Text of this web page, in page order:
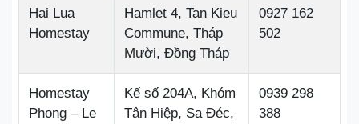
Hai Lua
Homestay
Hamlet 4, Tan Kieu
Commune, Tháp
Mười, Đồng Tháp
0927 162
502
Homestay
Phong – Le
Kế số 204A, Khóm
Tân Hiệp, Sa Đéc,
0939 298
388